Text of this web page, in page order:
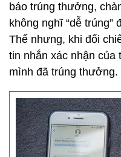
báo trúng thưởng,
không nghĩ “dễ trúng”
Thế nhưng, khi đối
tin nhắn xác nhận của
mình đã trúng thưởng.